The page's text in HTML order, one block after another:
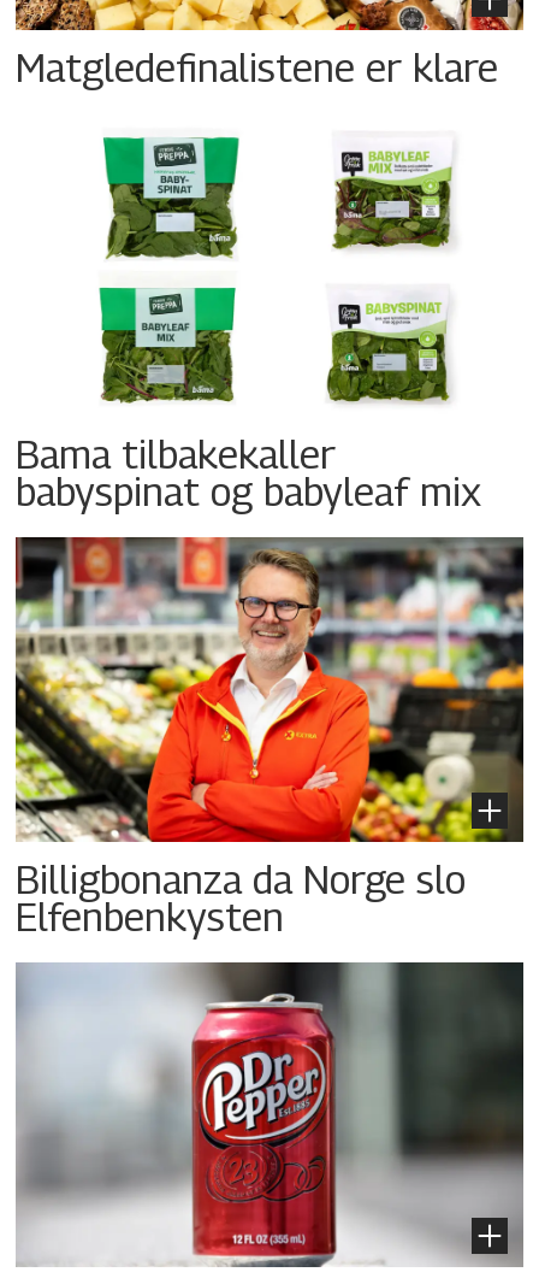
Matgledefinalistene er klare
Bama tilbakekaller
babyspinat og babyleaf mix
Billigbonanza da Norge slo
Elfenbenkysten